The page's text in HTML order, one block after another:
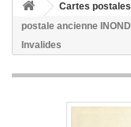
Cartes
postale ancienne
Invalides